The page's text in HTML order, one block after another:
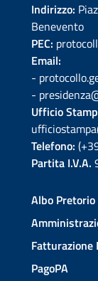
Indirizzo:
Benevento
PEC:
Email:
-
-
Ufficio
Telefono:
Partita I.V.A.
Albo Pretorio
Fatturazione
PagoPA